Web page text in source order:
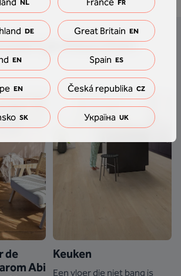
je misschien
de
Abi
Keuken
Een vloer die niet bang is
NL FR
DE Great Britain EN
EN Spain ES
EN Česká republika CZ
SK Україна UK